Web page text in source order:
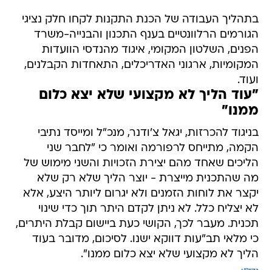
הפנים, השלטון המקומי, איגוד מהנדסי הוועדות
המקומיות, ארגוני האדריכלים, התאחדות הקבלנים,
ועוד.
"עוד הליך לא מקצועי שלא יצא כלום
ממנו"
בניגוד להכרזות, יגאל צ'ודנר, מנכ"ל ומייסד נתיבי
הקמה, מתייחס לרפורמה ואומר כי "לחבר שני
הליכים שאחד מהם יצירת הזכויות והשני מימוש של
מה שהתכנית מייצרת - יוצר הליך שלא רק שלא
יקצר את לוחות הזמנים ולא יגרום ליותר היצע, אלא
לא יצליח כלל. לא ניתן לקדם היתר תוך כדי שינוי
תכנית. מעבר לכך, הקושי כעת ביישום קבלת היתרים,
כי מלאי תב"עות דווקא ישנו. לסיכום, מדובר בעוד
הליך לא מקצועי שלא יצא כלום ממנו".
נדל"ן